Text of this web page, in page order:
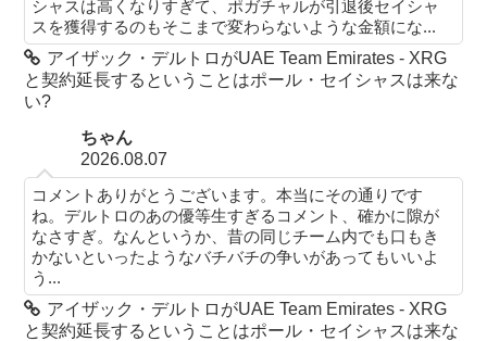
シャスは高くなりすぎて、ポガチャルが引退後セイシャ
スを獲得するのもそこまで変わらないような金額にな...
アイザック・デルトロがUAE Team Emirates - XRG
と契約延長するということはポール・セイシャスは来な
い?
ちゃん
2026.08.07
コメントありがとうございます。本当にその通りです
ね。デルトロのあの優等生すぎるコメント、確かに隙が
なさすぎ。なんというか、昔の同じチーム内でも口もき
かないといったようなバチバチの争いがあってもいいよ
う...
アイザック・デルトロがUAE Team Emirates - XRG
と契約延長するということはポール・セイシャスは来な